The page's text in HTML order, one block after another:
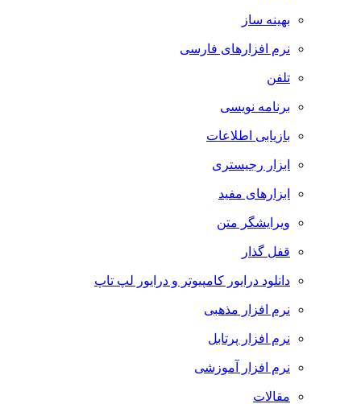
بهینه ساز
نرم افزارهای فارسی
تلفن
برنامه نویسی
بازیابی اطلاعات
ابزار رجیستری
ابزارهای مفید
ویرایشگر متن
قفل گذار
دانلود درایور کامپیوتر و درایور لپ تاپ
نرم افزار مذهبی
نرم افزار پرتابل
نرم افزار آموزشی
مقالات